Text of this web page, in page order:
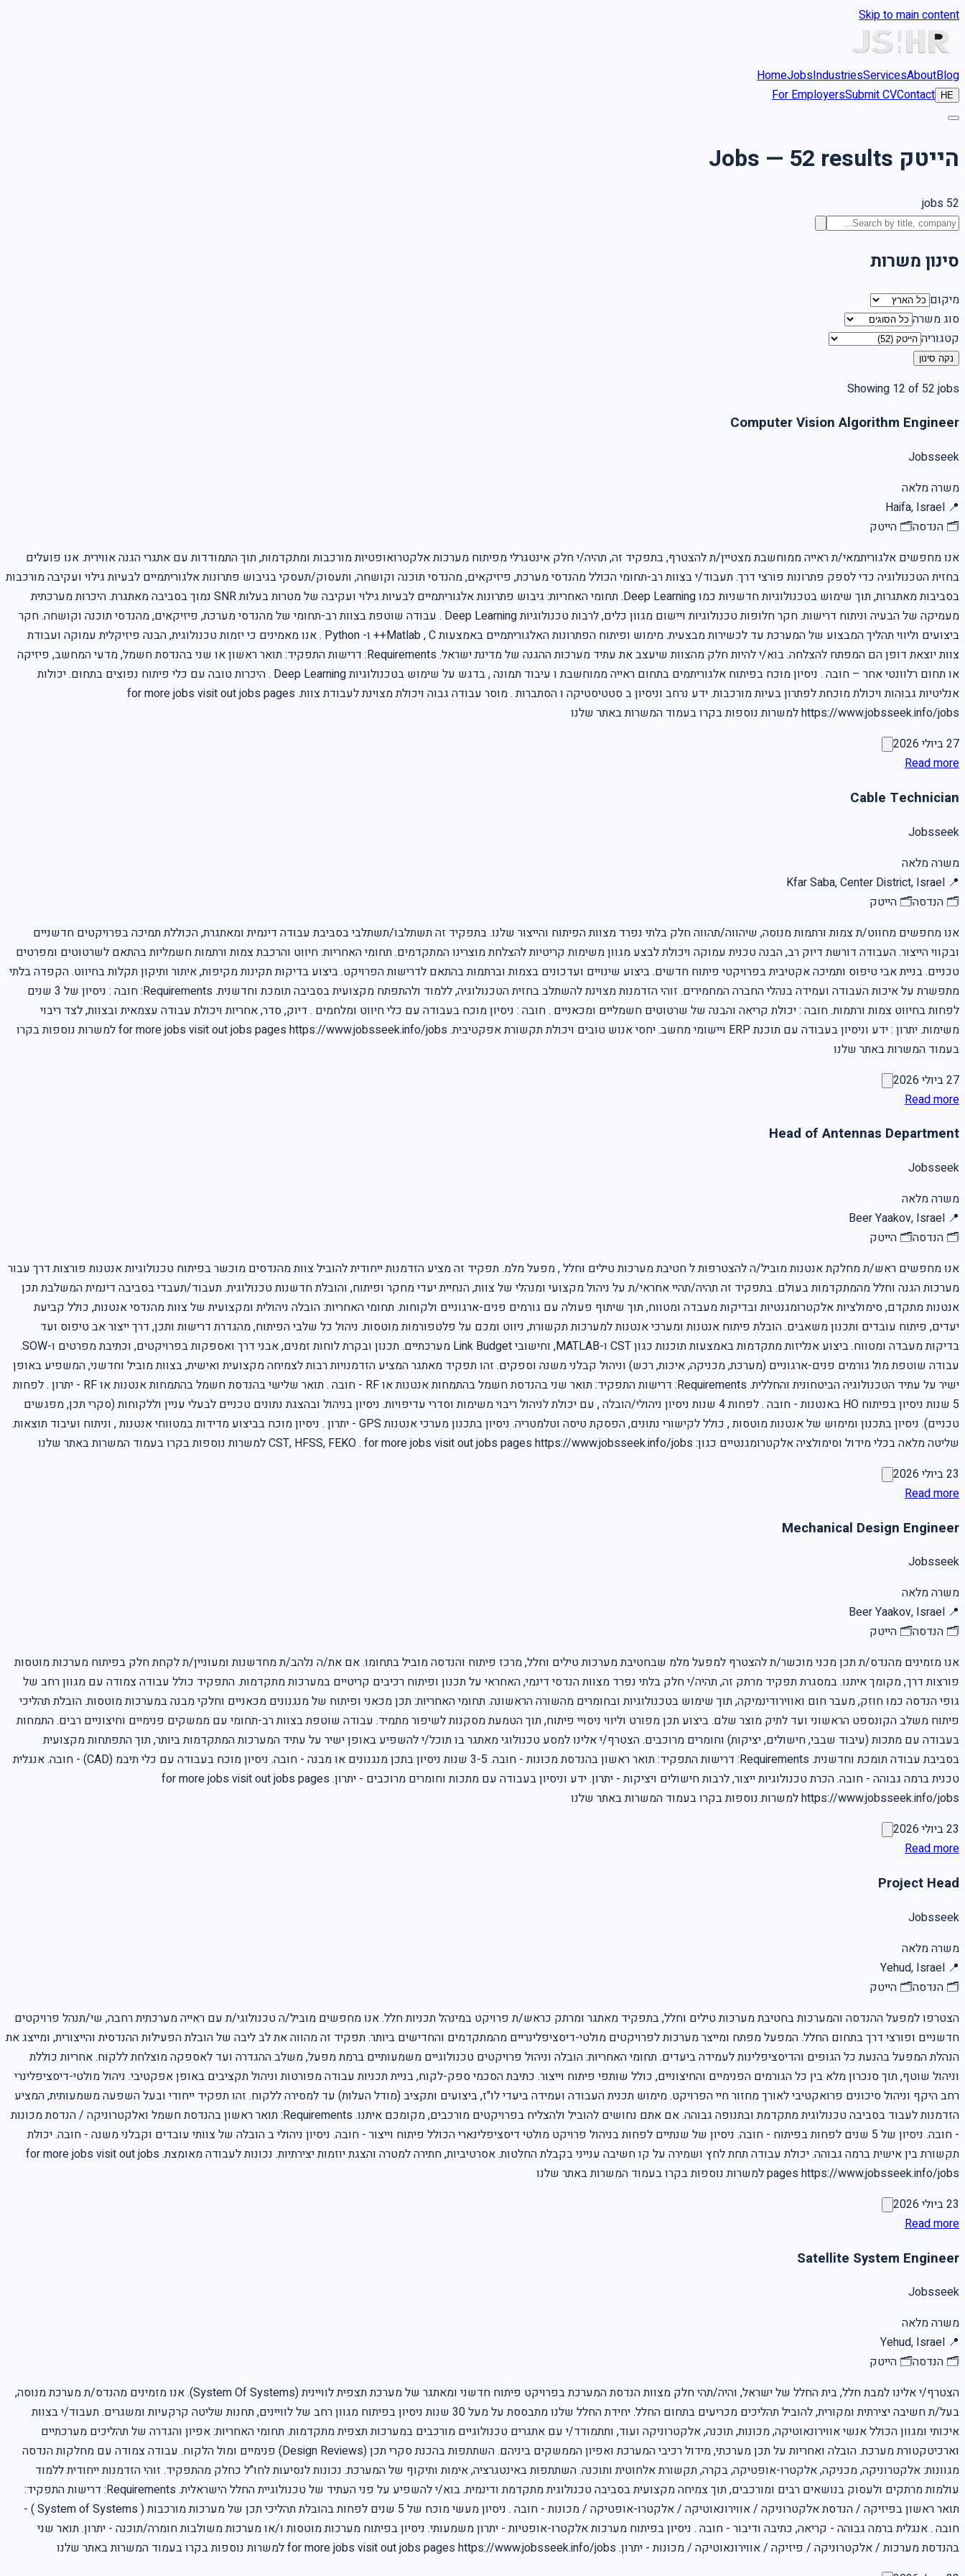
Skip to main content
HomeJobsIndustriesServicesAboutBlog
HE
For EmployersSubmit CVContact
הייטק Jobs — 52 results
52
jobs
סינון משרות
מיקום
סוג משרה
קטגוריה
נקה סינון
Showing 12 of 52 jobs
Computer Vision Algorithm Engineer
Jobsseek
משרה מלאה
📍
Haifa, Israel
🗂 הנדסה🗂 הייטק
אנו מחפשים אלגוריתמאי/ת ראייה ממוחשבת מצטיין/ת להצטרף, בתפקיד זה, תהיה/י חלק אינטגרלי מפיתוח מערכות אלקטרואופטיות מורכבות ומתקדמות, תוך התמודדות עם אתגרי הגנה אווירית. אנו פועלים
בחזית הטכנולוגיה כדי לספק פתרונות פורצי דרך. תעבוד/י בצוות רב-תחומי הכולל מהנדסי מערכת, פיזיקאים, מהנדסי תוכנה וקושחה, ותעסוק/תעסקי בגיבוש פתרונות אלגוריתמיים לבעיות גילוי ועקיבה מורכבות
בסביבות מאתגרות, תוך שימוש בטכנולוגיות חדשניות כמו Deep Learning. תחומי האחריות: גיבוש פתרונות אלגוריתמיים לבעיות גילוי ועקיבה של מטרות בעלות SNR נמוך בסביבה מאתגרת. היכרות מערכתית
מעמיקה של הבעיה וניתוח דרישות. חקר חלופות טכנולוגיות ויישום מגוון כלים, לרבות טכנולוגיות Deep Learning . עבודה שוטפת בצוות רב-תחומי של מהנדסי מערכת, פיזיקאים, מהנדסי תוכנה וקושחה. חקר
ביצועים וליווי תהליך המבצוע של המערכת עד לכשירות מבצעית. מימוש ופיתוח הפתרונות האלגוריתמיים באמצעות Matlab , C++ ו- Python . אנו מאמינים כי יזמות טכנולוגית, הבנה פיזיקלית עמוקה ועבודת
צוות יוצאת דופן הם המפתח להצלחה. בוא/י להיות חלק מהצוות שיעצב את עתיד מערכות ההגנה של מדינת ישראל. Requirements: דרישות התפקיד: תואר ראשון או שני בהנדסת חשמל, מדעי המחשב, פיזיקה
או תחום רלוונטי אחר – חובה . ניסיון מוכח בפיתוח אלגוריתמים בתחום ראייה ממוחשבת ו עיבוד תמונה , בדגש על שימוש בטכנולוגיות Deep Learning . היכרות טובה עם כלי פיתוח נפוצים בתחום. יכולות
אנליטיות גבוהות ויכולת מוכחת לפתרון בעיות מורכבות. ידע נרחב וניסיון ב סטטיסטיקה ו הסתברות . מוסר עבודה גבוה ויכולת מצוינת לעבודת צוות. for more jobs visit out jobs pages
https://www.jobsseek.info/jobs למשרות נוספות בקרו בעמוד המשרות באתר שלנו
27 ביולי 2026
Read more
Cable Technician
Jobsseek
משרה מלאה
📍
Kfar Saba, Center District, Israel
🗂 הנדסה🗂 הייטק
אנו מחפשים מחווט/ת צמות ורתמות מנוסה, שיהווה/תהווה חלק בלתי נפרד מצוות הפיתוח והייצור שלנו. בתפקיד זה תשתלבו/תשתלבי בסביבת עבודה דינמית ומאתגרת, הכוללת תמיכה בפרויקטים חדשניים
ובקווי הייצור. העבודה דורשת דיוק רב, הבנה טכנית עמוקה ויכולת לבצע מגוון משימות קריטיות להצלחת מוצרינו המתקדמים. תחומי האחריות: חיווט והרכבת צמות ורתמות חשמליות בהתאם לשרטוטים ומפרטים
טכניים. בניית אבי טיפוס ותמיכה אקטיבית בפרויקטי פיתוח חדשים. ביצוע שינויים ועדכונים בצמות וברתמות בהתאם לדרישות הפרויקט. ביצוע בדיקות תקינות מקיפות, איתור ותיקון תקלות בחיווט. הקפדה בלתי
מתפשרת על איכות העבודה ועמידה בנהלי החברה המחמירים. זוהי הזדמנות מצוינת להשתלב בחזית הטכנולוגיה, ללמוד ולהתפתח מקצועית בסביבה תומכת וחדשנית. Requirements: חובה : ניסיון של 3 שנים
לפחות בחיווט צמות ורתמות. חובה : יכולת קריאה והבנה של שרטוטים חשמליים ומכאניים . חובה : ניסיון מוכח בעבודה עם כלי חיווט ומלחמים . דיוק, סדר, אחריות ויכולת עבודה עצמאית ובצוות, לצד ריבוי
משימות. יתרון : ידע וניסיון בעבודה עם תוכנת ERP ויישומי מחשב. יחסי אנוש טובים ויכולת תקשורת אפקטיבית. for more jobs visit out jobs pages https://www.jobsseek.info/jobs למשרות נוספות בקרו
בעמוד המשרות באתר שלנו
27 ביולי 2026
Read more
Head of Antennas Department
Jobsseek
משרה מלאה
📍
Beer Yaakov, Israel
🗂 הנדסה🗂 הייטק
אנו מחפשים ראש/ת מחלקת אנטנות מוביל/ה להצטרפות ל חטיבת מערכות טילים וחלל , מפעל מלמ. תפקיד זה מציע הזדמנות ייחודית להוביל צוות מהנדסים מוכשר בפיתוח טכנולוגיות אנטנות פורצות דרך עבור
מערכות הגנה וחלל מהמתקדמות בעולם. בתפקיד זה תהיה/תהיי אחראי/ת על ניהול מקצועי ומנהלי של צוות, הנחיית יעדי מחקר ופיתוח, והובלת חדשנות טכנולוגית. תעבוד/תעבדי בסביבה דינמית המשלבת תכן
אנטנות מתקדם, סימולציות אלקטרומגנטיות ובדיקות מעבדה ומטווח, תוך שיתוף פעולה עם גורמים פנים-ארגוניים ולקוחות. תחומי האחריות: הובלה ניהולית ומקצועית של צוות מהנדסי אנטנות, כולל קביעת
יעדים, פיתוח עובדים ותכנון משאבים. הובלת פיתוח אנטנות ומערכי אנטנות למערכות תקשורת, ניווט ומכם על פלטפורמות מוטסות. ניהול כל שלבי הפיתוח, מהגדרת דרישות ותכן, דרך ייצור אב טיפוס ועד
בדיקות מעבדה ומטווח. ביצוע אנליזות מתקדמות באמצעות תוכנות כגון CST ו-MATLAB, וחישובי Link Budget מערכתיים. תכנון ובקרת לוחות זמנים, אבני דרך ואספקות בפרויקטים, וכתיבת מפרטים ו-SOW.
עבודה שוטפת מול גורמים פנים-ארגוניים (מערכת, מכניקה, איכות, רכש) וניהול קבלני משנה וספקים. זהו תפקיד מאתגר המציע הזדמנויות רבות לצמיחה מקצועית ואישית, בצוות מוביל וחדשני, המשפיע באופן
ישיר על עתיד הטכנולוגיה הביטחונית והחללית. Requirements: דרישות התפקיד: תואר שני בהנדסת חשמל בהתמחות אנטנות או RF - חובה . תואר שלישי בהנדסת חשמל בהתמחות אנטנות או RF - יתרון . לפחות
5 שנות ניסיון בפיתוח HO באנטנות - חובה . לפחות 4 שנות ניסיון ניהולי/הובלה , עם יכולת לניהול ריבוי משימות וסדרי עדיפויות. ניסיון בניהול ובהצגת נתונים טכניים לבעלי עניין וללקוחות (סקרי תכן, מפגשים
טכניים). ניסיון בתכנון ומימוש של אנטנות מוטסות , כולל לקישורי נתונים, הפסקת טיסה וטלמטריה. ניסיון בתכנון מערכי אנטנות GPS - יתרון . ניסיון מוכח בביצוע מדידות במטווחי אנטנות , וניתוח ועיבוד תוצאות.
שליטה מלאה בכלי מידול וסימולציה אלקטרומגנטיים כגון: CST, HFSS, FEKO . for more jobs visit out jobs pages https://www.jobsseek.info/jobs למשרות נוספות בקרו בעמוד המשרות באתר שלנו
23 ביולי 2026
Read more
Mechanical Design Engineer
Jobsseek
משרה מלאה
📍
Beer Yaakov, Israel
🗂 הנדסה🗂 הייטק
אנו מזמינים מהנדס/ת תכן מכני מוכשר/ת להצטרף למפעל מלמ שבחטיבת מערכות טילים וחלל, מרכז פיתוח והנדסה מוביל בתחומו. אם את/ה נלהב/ת מחדשנות ומעוניין/ת לקחת חלק בפיתוח מערכות מוטסות
פורצות דרך, מקומך איתנו. במסגרת תפקיד מרתק זה, תהיה/י חלק בלתי נפרד מצוות הנדסי דינמי, האחראי על תכנון ופיתוח רכיבים קריטיים במערכות מתקדמות. התפקיד כולל עבודה צמודה עם מגוון רחב של
גופי הנדסה כמו חוזק, מעבר חום ואווירודינמיקה, תוך שימוש בטכנולוגיות ובחומרים מהשורה הראשונה. תחומי האחריות: תכן מכאני ופיתוח של מנגנונים מכאניים וחלקי מבנה במערכות מוטסות. הובלת תהליכי
פיתוח משלב הקונספט הראשוני ועד לתיק מוצר שלם. ביצוע תכן מפורט וליווי ניסויי פיתוח, תוך הטמעת מסקנות לשיפור מתמיד. עבודה שוטפת בצוות רב-תחומי עם ממשקים פנימיים וחיצוניים רבים. התמחות
בעבודה עם מתכות (עיבוד שבבי, חישולים, יציקות) וחומרים מרוכבים. הצטרף/י אלינו למסע טכנולוגי מאתגר בו תוכל/י להשפיע באופן ישיר על עתיד המערכות המתקדמות ביותר, תוך התפתחות מקצועית
בסביבת עבודה תומכת וחדשנית. Requirements: דרישות התפקיד: תואר ראשון בהנדסת מכונות - חובה. 3-5 שנות ניסיון בתכן מנגנונים או מבנה - חובה. ניסיון מוכח בעבודה עם כלי תיבמ (CAD) - חובה. אנגלית
טכנית ברמה גבוהה - חובה. הכרת טכנולוגיות ייצור, לרבות חישולים ויציקות - יתרון. ידע וניסיון בעבודה עם מתכות וחומרים מרוכבים - יתרון. for more jobs visit out jobs pages
https://www.jobsseek.info/jobs למשרות נוספות בקרו בעמוד המשרות באתר שלנו
23 ביולי 2026
Read more
Project Head
Jobsseek
משרה מלאה
📍
Yehud, Israel
🗂 הנדסה🗂 הייטק
הצטרפו למפעל ההנדסה והמערכות בחטיבת מערכות טילים וחלל, בתפקיד מאתגר ומרתק כראש/ת פרויקט במינהל תכניות חלל. אנו מחפשים מוביל/ה טכנולוגי/ת עם ראייה מערכתית רחבה, שי/תנהל פרויקטים
חדשניים ופורצי דרך בתחום החלל. המפעל מפתח ומייצר מערכות לפרויקטים מולטי-דיסציפלינריים מהמתקדמים והחדישים ביותר. תפקיד זה מהווה את לב ליבה של הובלת הפעילות ההנדסית והייצורית, ומייצג את
הנהלת המפעל בהנעת כל הגופים והדיסציפלינות לעמידה ביעדים. תחומי האחריות: הובלה וניהול פרויקטים טכנולוגיים משמעותיים ברמת מפעל, משלב ההגדרה ועד לאספקה מוצלחת ללקוח. אחריות כוללת
וניהול שוטף, תוך סנכרון מלא בין כל הגורמים הפנימיים והחיצוניים, כולל שותפי פיתוח וייצור. כתיבת הסכמי ספק-לקוח, בניית תכניות עבודה מפורטות וניהול תקציבים באופן אפקטיבי. ניהול מולטי-דיסציפלינרי
רחב היקף וניהול סיכונים פרואקטיבי לאורך מחזור חיי הפרויקט. מימוש תכנית העבודה ועמידה ביעדי לו"ז, ביצועים ותקציב (מודל העלות) עד למסירה ללקוח. זהו תפקיד ייחודי ובעל השפעה משמעותית, המציע
הזדמנות לעבוד בסביבה טכנולוגית מתקדמת ובתנופה גבוהה. אם אתם נחושים להוביל ולהצליח בפרויקטים מורכבים, מקומכם איתנו. Requirements: תואר ראשון בהנדסת חשמל ואלקטרוניקה / הנדסת מכונות
- חובה. ניסיון של 5 שנים לפחות בפיתוח - חובה. ניסיון של שנתיים לפחות בניהול פרויקט מולטי דיסציפלינארי הכולל פיתוח וייצור - חובה. ניסיון ניהולי ב הובלה של צוותי עובדים וקבלני משנה - חובה. יכולת
תקשורת בין אישית ברמה גבוהה. יכולת עבודה תחת לחץ ושמירה על קו חשיבה ענייני בקבלת החלטות. אסרטיביות, חתירה למטרה והצגת יוזמות יצירתיות. נכונות לעבודה מאומצת. for more jobs visit out jobs
pages https://www.jobsseek.info/jobs למשרות נוספות בקרו בעמוד המשרות באתר שלנו
23 ביולי 2026
Read more
Satellite System Engineer
Jobsseek
משרה מלאה
📍
Yehud, Israel
🗂 הנדסה🗂 הייטק
הצטרף/י אלינו למבת חלל, בית החלל של ישראל, והיה/תהי חלק מצוות הנדסת המערכת בפרויקט פיתוח חדשני ומאתגר של מערכת תצפית לוויינית (System Of Systems). אנו מזמינים מהנדס/ת מערכת מנוסה,
בעל/ת חשיבה יצירתית ומקורית, להוביל תהליכים מכריעים בתחום החלל. יחידת החלל שלנו מתבססת על מעל 30 שנות ניסיון בפיתוח מגוון רחב של לוויינים, תחנות שליטה קרקעיות ומשגרים. תעבוד/י בצוות
איכותי ומגוון הכולל אנשי אווירונאוטיקה, מכונות, תוכנה, אלקטרוניקה ועוד, ותתמודד/י עם אתגרים טכנולוגיים מורכבים במערכות תצפית מתקדמות. תחומי האחריות: אפיון והגדרה של תהליכים מערכתיים
וארכיטקטורת מערכת. הובלה ואחריות על תכן מערכתי, מידול רכיבי המערכת ואפיון הממשקים ביניהם. השתתפות בהכנת סקרי תכן (Design Reviews) פנימיים ומול הלקוח. עבודה צמודה עם מחלקות הנדסה
מגוונות: אלקטרוניקה, מכניקה, אלקטרו-אופטיקה, בקרה, תקשורת אלחוטית ותוכנה. השתתפות באינטגרציה, אימות ותיקוף של המערכת. נכונות לנסיעות לחו"ל כחלק מהתפקיד. זוהי הזדמנות ייחודית ללמוד
עולמות מרתקים ולעסוק בנושאים רבים ומורכבים, תוך צמיחה מקצועית בסביבה טכנולוגית מתקדמת ודינמית. בוא/י להשפיע על פני העתיד של טכנולוגיית החלל הישראלית. Requirements: דרישות התפקיד:
תואר ראשון בפיזיקה / הנדסת אלקטרוניקה / אווירונאוטיקה / אלקטרו-אופטיקה / מכונות - חובה . ניסיון מעשי מוכח של 5 שנים לפחות בהובלת תהליכי תכן של מערכות מורכבות ( System of Systems ) -
חובה . אנגלית ברמה גבוהה - קריאה, כתיבה ודיבור - חובה . ניסיון בפיתוח מערכות אלקטרו-אופטיות - יתרון משמעותי. ניסיון בפיתוח מערכות מוטסות ו/או מערכות משולבות חומרה/תוכנה - יתרון. תואר שני
בהנדסת מערכות / אלקטרוניקה / פיזיקה / אווירונאוטיקה / מכונות - יתרון. for more jobs visit out jobs pages https://www.jobsseek.info/jobs למשרות נוספות בקרו בעמוד המשרות באתר שלנו